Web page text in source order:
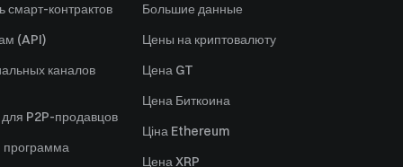
смарт-контрактов
(API)
каналов
P2P-продавцов
программа
Большие данные
Цены на криптовалюту
Цена GT
Цена Биткоина
Ціна Ethereum
Цена XRP